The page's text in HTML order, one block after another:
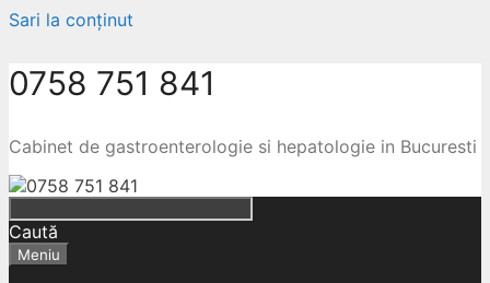
Sari la conținut
0758 751 841
Cabinet de gastroenterologie si hepatologie in Bucuresti
Caută
Meniu